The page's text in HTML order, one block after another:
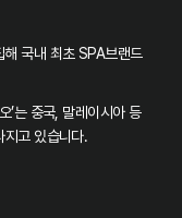
국내 최초 SPA브랜드
’는 중국, 말레이시아 등
지고 있습니다.